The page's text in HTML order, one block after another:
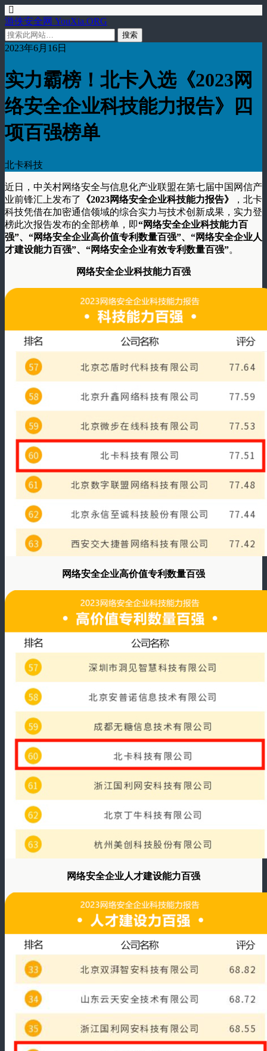
游侠安全网 YouXia.ORG
2023年6月16日
实力霸榜！北卡入选《2023网
络安全企业科技能力报告》四
项百强榜单
北卡科技
近日，中关村网络安全与信息化产业联盟在第七届中国网信产
业前锋汇上发布了
《2023网络安全企业科技能力报告》
，北卡
科技凭借在加密通信领域的综合实力与技术创新成果，实力登
榜此次报告发布的全部榜单，即“网络安全企业科技能力百
强”、“网络安全企业高价值专利数量百强”、“网络安全企业人
才建设能力百强”、“网络安全企业有效专利数量百强”。
网络安全企业科技能力百强
网络安全企业高价值专利数量百强
网络安全企业人才建设能力百强